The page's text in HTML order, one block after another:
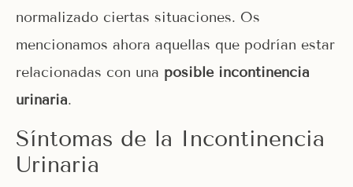
normalizado ciertas situaciones. Os
mencionamos ahora aquellas que podrían estar
relacionadas con una posible incontinencia
urinaria.
Síntomas de la Incontinencia
Urinaria